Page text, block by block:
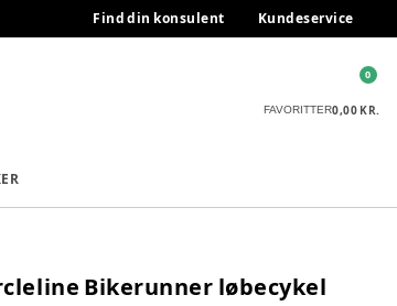
Find din konsulent Kundeservice
FAVORITTER0,00 KR.
0
Bikerunner løbecykel